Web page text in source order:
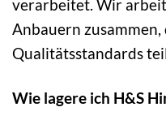
verarbeitet. Wir
Anbauern
Qualitätsstandards
Wie lagere ich H&S